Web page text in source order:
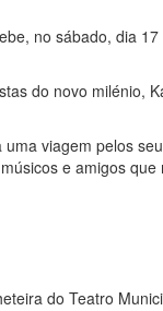
no sábado, dia
do novo milénio,
viagem pelos
e amigos
do Teatro